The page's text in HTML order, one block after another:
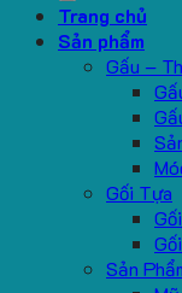
Trang chủ
Sản phẩm
Gấu –
Gối Tựa
Sản